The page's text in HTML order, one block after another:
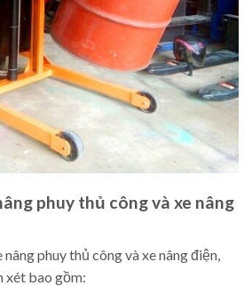
phuy thủ công và xe nâng
phuy thủ công và xe nâng điện,
xét bao gồm: